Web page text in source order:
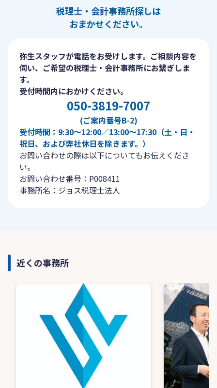
税理士・会計事務所探しは
おまかせください。
弥生スタッフが電話をお受けします。ご相談内容を
伺い、ご希望の税理士・会計事務所にお繋ぎしま
す。
受付時間内におかけください。
050-3819-7007
(ご案内番号B-2)
受付時間：9:30〜12:00／13:00〜17:30（土・日・
祝日、および弊社休日を除きます。）
お問い合わせの際は以下についてもお伝えくださ
い。
お問い合わせ番号：P008411
事務所名：ジョス税理士法人
近くの事務所